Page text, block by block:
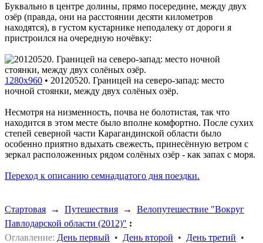
Буквально в центре долины, прямо посередине, между двух
озёр (правда, они на расстоянии десяти километров
находятся), в густом кустарнике неподалеку от дороги я
пристроился на очередную ночёвку:
1280x960 • 20120520. Границей на северо-запад: место
ночной стоянки, между двух солёных озёр.
Несмотря на низменность, почва не болотистая, так что
находится в этом месте было вполне комфортно. После сухих
степей северной части Карагандинской области было
особенно приятно вдыхать свежесть, принесённую ветром с
зеркал расположенных рядом солёных озёр - как запах с моря.
Переход к описанию семнадцатого дня поездки.
Стартовая → Путешествия → Велопутешествие "Вокруг
Павлодарской области (2012)" :
Оглавление: День первый • День второй • День третий •